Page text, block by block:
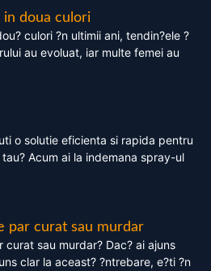
in doua culori
culori ?n ultimii ani, tendin?ele ?
au evoluat, iar multe femei au
o solutie eficienta si rapida pentru
Acum ai la indemana spray-ul
par curat sau murdar
curat sau murdar? Dac? ai ajuns
clar la aceast? ?ntrebare, e?ti ?n